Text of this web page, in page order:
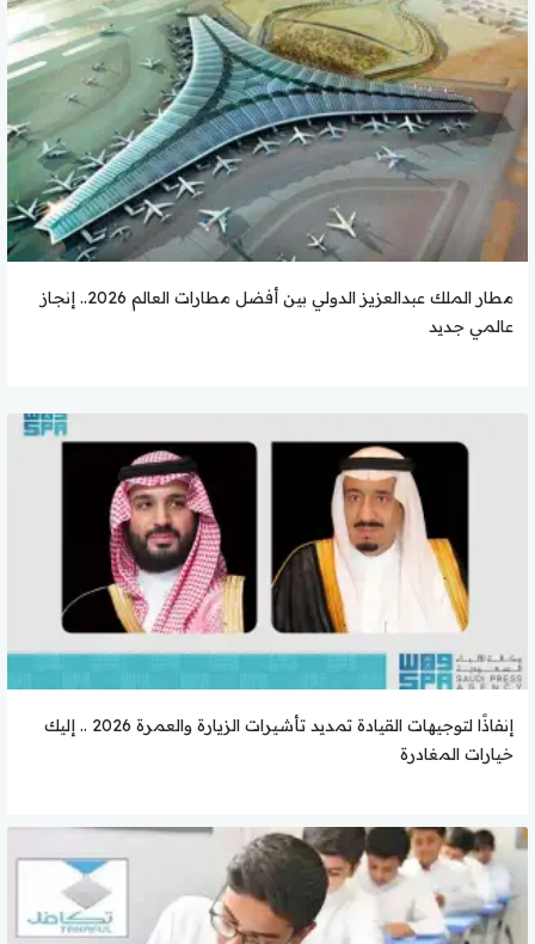
مطار الملك عبدالعزيز الدولي بين أفضل مطارات العالم 2026.. إنجاز
عالمي جديد
إنفاذًا لتوجيهات القيادة تمديد تأشيرات الزيارة والعمرة 2026 .. إليك
خيارات المغادرة